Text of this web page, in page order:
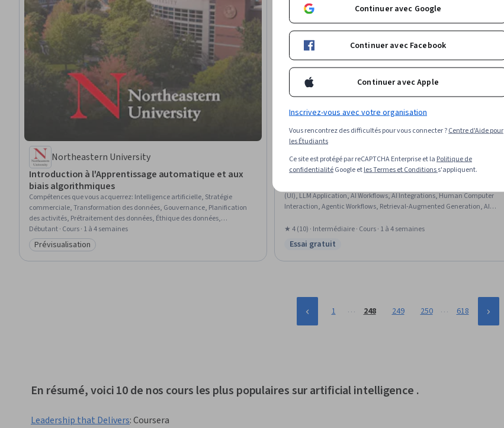
Northeastern University
Introduction à l'Apprentissage automatique et aux
biais algorithmiques
Compétences que vous acquerrez: Intelligence artificielle, Stratégie
commerciale, Transformation des données, Gouvernance, Planification
des activités, Prétraitement des données, Éthique des données,
Apprentissage automatique, Apprentissage automatique appliqué,
Intelligence artificielle et apprentissage automatique (IA/ML), L'IA
responsable, Méthodes d'apprentissage automatique, Évaluation du
modèle, Connaissance de l'IA, Modèle de formation, Atténuation des
Débutant · Cours · 1 à 4 semaines
Catégorie : Prévisualisation
Prévisualisation
Board Infinity
Building Applications with DeepSeek
(UI), LLM Application, AI Workflows, AI Integrations, Human Computer
Interaction, Agentic Workflows, Retrieval-Augmented Generation, AI
★ 4 (10) · Intermédiaire · Cours · 1 à 4 semaines
Statut : Essai gratuit
Essai gratuit
1 … 248 249 250 … 618
En résumé, voici 10 de nos cours les plus populaires sur artificial intelligence .
Leadership that Delivers:Coursera
Continuer avec Google
Continuer avec Facebook
Continuer avec Apple
Inscrivez-vous avec votre organisation
Vous rencontrez des difficultés pour vous connecter ?Centre d'Aide pour
les Étudiants
Ce site est protégé par reCAPTCHA Enterprise et laPolitique de
confidentialitéGoogle etles Termes et Conditionss'appliquent.